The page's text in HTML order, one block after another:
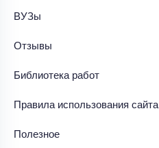
ВУЗы
Отзывы
Библиотека работ
Правила использования сайта
Полезное